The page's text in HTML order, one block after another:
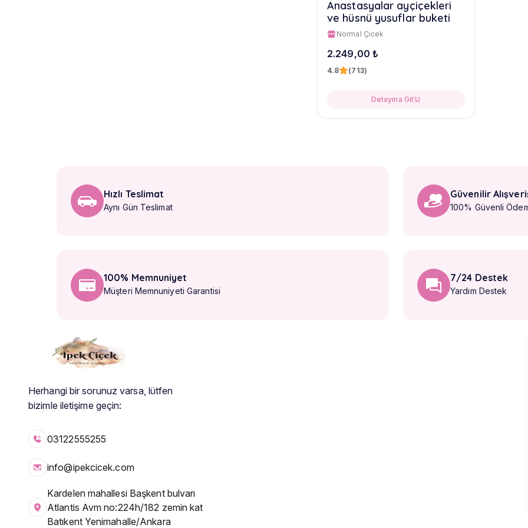
Anastasyalar ayçiçekleri
ve hüsnü yusuflar buketi
Normal Çicek
2.249,00 ₺
4.8 (713)
Detayına Git
Hızlı Teslimat
Aynı Gün Teslimat
Güvenilir
100% Güvenli
100% Memnuniyet
Müşteri Memnuniyeti Garantisi
7/24 Destek
Yardım Destek
Herhangi bir sorunuz varsa, lütfen
bizimle iletişime geçin:
03122555255
info@ipekcicek.com
Kardelen mahallesi Başkent bulvarı
Atlantis Avm no:224h/182 zemin kat
Batıkent Yenimahalle/Ankara